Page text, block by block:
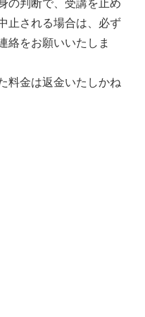
の判断で、受講を止め
止される場合は、必ず
絡をお願いいたしま
料金は返金いたしかね